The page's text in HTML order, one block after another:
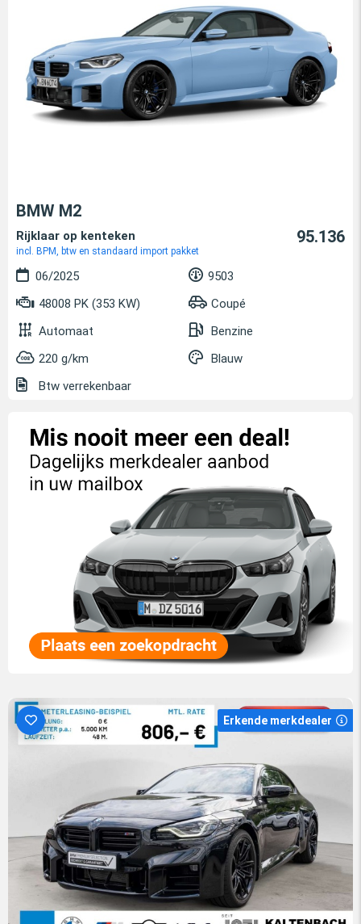
BMW M2
Rijklaar op kenteken
incl. BPM, btw en standaard import pakket
95.136
06/2025
9503
48008 PK (353 KW)
Coupé
Automaat
Benzine
220 g/km
Blauw
Btw verrekenbaar
Erkende merkdealer